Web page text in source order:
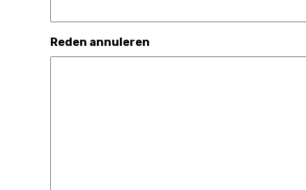
Reden annuleren